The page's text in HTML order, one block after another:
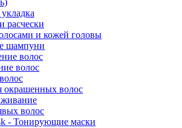
расчески
и кожей головы
шампуни
волос
волос
окрашенных волос
волос
- Тонирующие маски